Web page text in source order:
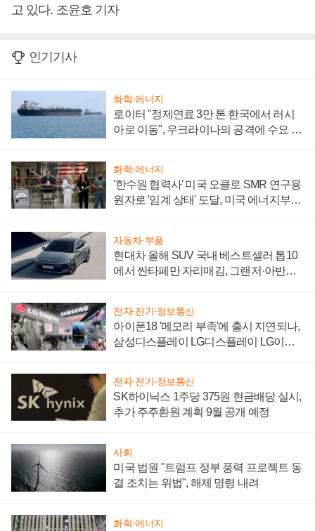
고 있다. 조윤호 기자
인기기사
화학·에너지
로이터 "정제연료 3만 톤 한국에서 러시
아로 이동", 우크라이나의 공격에 수요 늘
화학·에너지
'한수원 협력사' 미국 오클로 SMR 연구용
원자로 '임계 상태' 도달, 미국 에너지부
자동차·부품
현대차 올해 SUV 국내 베스트셀러 톱10
에서 싼타페만 자리매김, 그랜저·아반떼
전자·전기·정보통신
아이폰18 '메모리 부족'에 출시 지연되나,
삼성디스플레이 LG디스플레이 LG이노
전자·전기·정보통신
SK하이닉스 1주당 375원 현금배당 실시,
추가 주주환원 계획 9월 공개 예정
사회
미국 법원 "트럼프 정부 풍력 프로젝트 동
결 조치는 위법", 해제 명령 내려
화학·에너지